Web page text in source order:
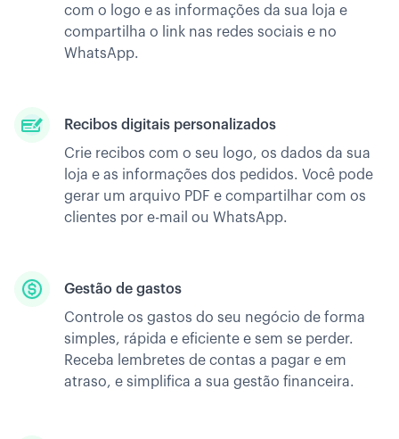
com o logo e as informações da sua loja e
compartilha o link nas redes sociais e no
WhatsApp.
Recibos digitais personalizados
Crie recibos com o seu logo, os dados da sua
loja e as informações dos pedidos. Você pode
gerar um arquivo PDF e compartilhar com os
clientes por e-mail ou WhatsApp.
Gestão de gastos
Controle os gastos do seu negócio de forma
simples, rápida e eficiente e sem se perder.
Receba lembretes de contas a pagar e em
atraso, e simplifica a sua gestão financeira.